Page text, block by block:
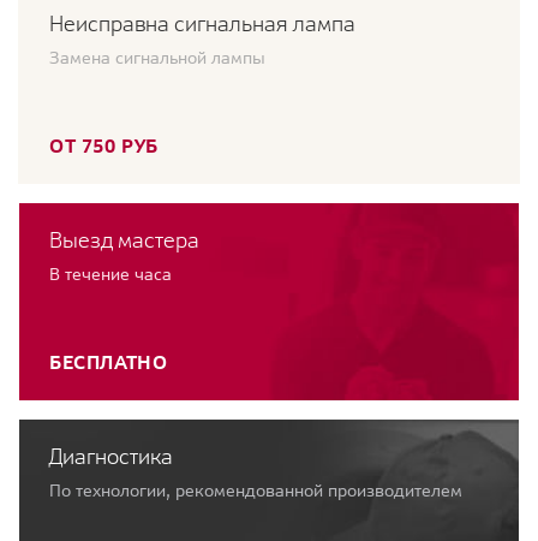
Неисправна сигнальная лампа
Замена сигнальной лампы
ОТ 750 РУБ
Выезд мастера
В течение часа
БЕСПЛАТНО
Диагностика
По технологии, рекомендованной производителем